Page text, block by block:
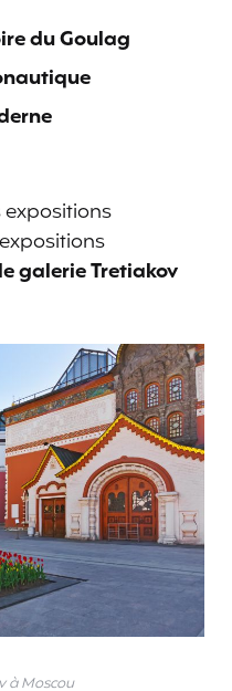
du Goulag
galerie Tretiakov
à Moscou